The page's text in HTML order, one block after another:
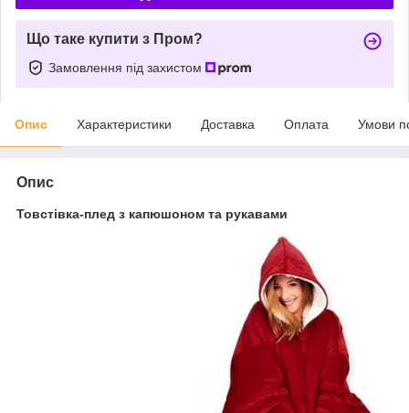
Що таке купити з Пром?
Замовлення під захистом
Опис Характеристики Доставка Оплата Умови
Опис
Товстівка-плед з капюшоном та рукавами